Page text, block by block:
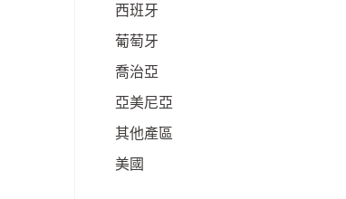
西班牙
葡萄牙
喬治亞
亞美尼亞
其他產區
美國